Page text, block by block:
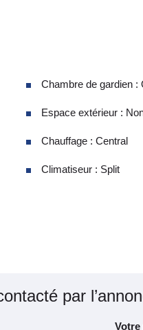
Chambre de gardien :
Espace extérieur :
Chauffage : Central
Climatiseur : Split
par
Votre